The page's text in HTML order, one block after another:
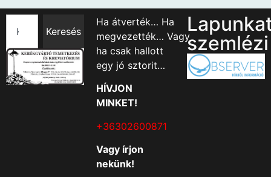
Keresés
Ha átverték… Ha
megvezették… Vagy
ha csak hallott
egy jó sztorit…
HÍVJON
MINKET!
+36302600871
Vagy írjon
nekünk!
szemlézi